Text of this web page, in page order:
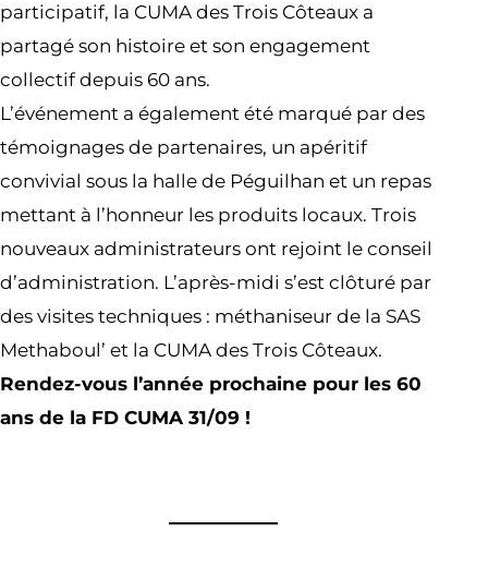
participatif, la CUMA des Trois Côteaux a
partagé son histoire et son engagement
collectif depuis 60 ans.
L’événement a également été marqué par des
témoignages de partenaires, un apéritif
convivial sous la halle de Péguilhan et un repas
mettant à l’honneur les produits locaux. Trois
nouveaux administrateurs ont rejoint le conseil
d’administration. L’après-midi s’est clôturé par
des visites techniques : méthaniseur de la SAS
Methaboul’ et la CUMA des Trois Côteaux.
Rendez-vous l’année prochaine pour les 60
ans de la FD CUMA 31/09 !